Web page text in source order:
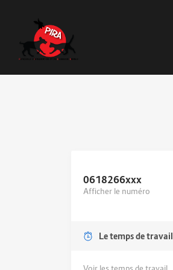
0618266xxx
Afficher le numéro
Le temps de travail